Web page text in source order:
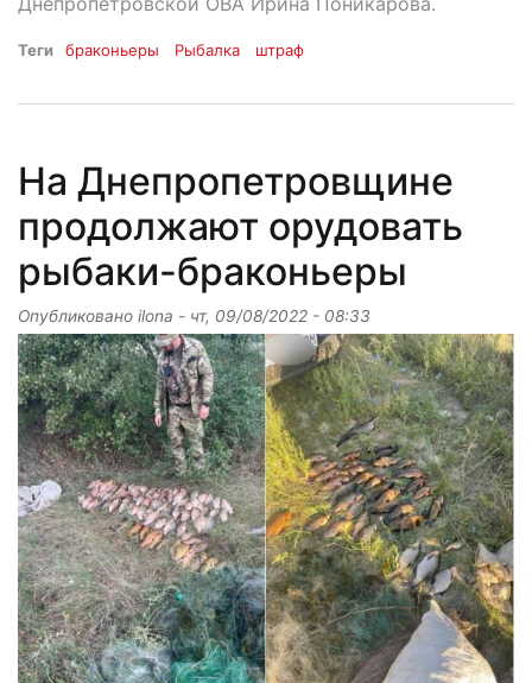
Теги браконьеры Рыбалка штраф
На Днепропетровщине
продолжают орудовать
рыбаки-браконьеры
Опубликовано ilona - чт, 09/08/2022 - 08:33